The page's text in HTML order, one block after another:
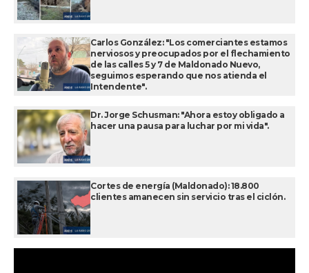
Carlos González: "Los comerciantes estamos
nerviosos y preocupados por el flechamiento
de las calles 5 y 7 de Maldonado Nuevo,
seguimos esperando que nos atienda el
Intendente".
Dr. Jorge Schusman: "Ahora estoy obligado a
hacer una pausa para luchar por mi vida".
Cortes de energía (Maldonado): 18.800
clientes amanecen sin servicio tras el ciclón.